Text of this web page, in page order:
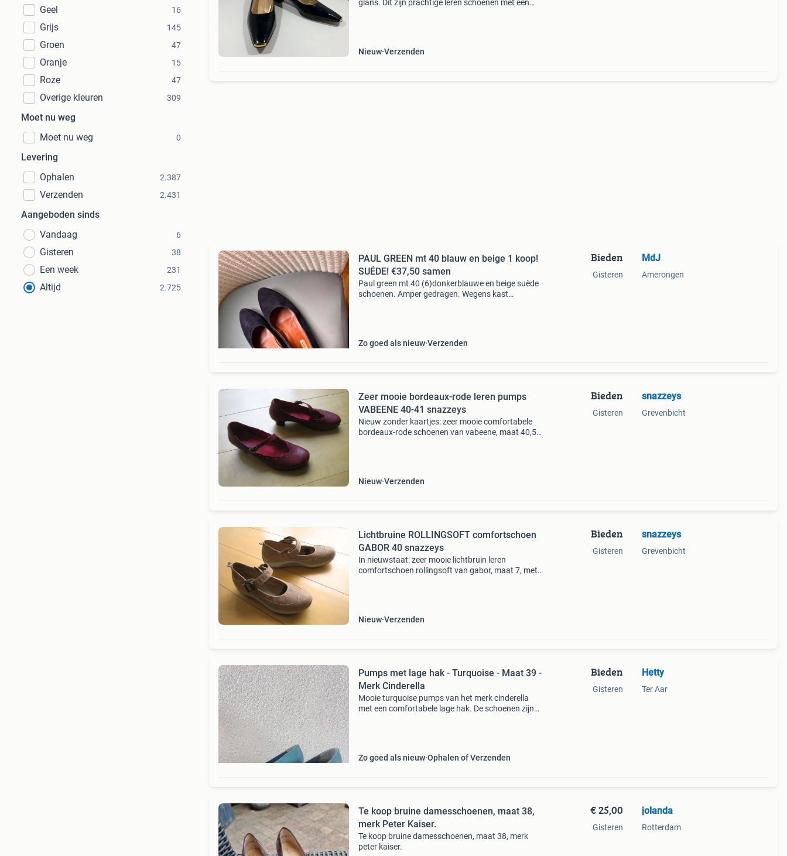
Geel 16
Grijs 145
Groen 47
Oranje 15
Roze 47
Overige kleuren 309
Moet nu weg
Moet nu weg
0
Levering
Ophalen
2.387
Verzenden 2.431
Aangeboden sinds
Vandaag
6
Gisteren 38
Een week 231
Altijd 2.725
glans. Dit zijn prachtige leren schoenen met een
Nieuw Verzenden
PAUL GREEN mt 40 blauw en beige 1 koop!
SUÉDE! €37,50 samen
Paul green mt 40 (6)donkerblauwe en beige suède
schoenen. Amper gedragen. Wegens kast
Zo goed als nieuw Verzenden
Bieden
Gisteren
MdJ
Amerongen
Zeer mooie bordeaux-rode leren pumps
VABEENE 40-41 snazzeys
Nieuw zonder kaartjes: zeer mooie comfortabele
bordeaux-rode schoenen van vabeene, maat 40,5
Nieuw Verzenden
Bieden
Gisteren
snazzeys
Grevenbicht
Lichtbruine ROLLINGSOFT comfortschoen
GABOR 40 snazzeys
In nieuwstaat: zeer mooie lichtbruin leren
comfortschoen rollingsoft van gabor, maat 7, met
Nieuw Verzenden
Bieden
Gisteren
snazzeys
Grevenbicht
Pumps met lage hak - Turquoise - Maat 39 -
Merk Cinderella
Mooie turquoise pumps van het merk cinderella
met een comfortabele lage hak. De schoenen zijn
Zo goed als nieuw Ophalen of Verzenden
Bieden
Gisteren
Hetty
Ter Aar
Te koop bruine damesschoenen, maat 38,
merk Peter Kaiser.
Te koop bruine damesschoenen, maat 38, merk
peter kaiser.
€ 25,00
Gisteren
jolanda
Rotterdam